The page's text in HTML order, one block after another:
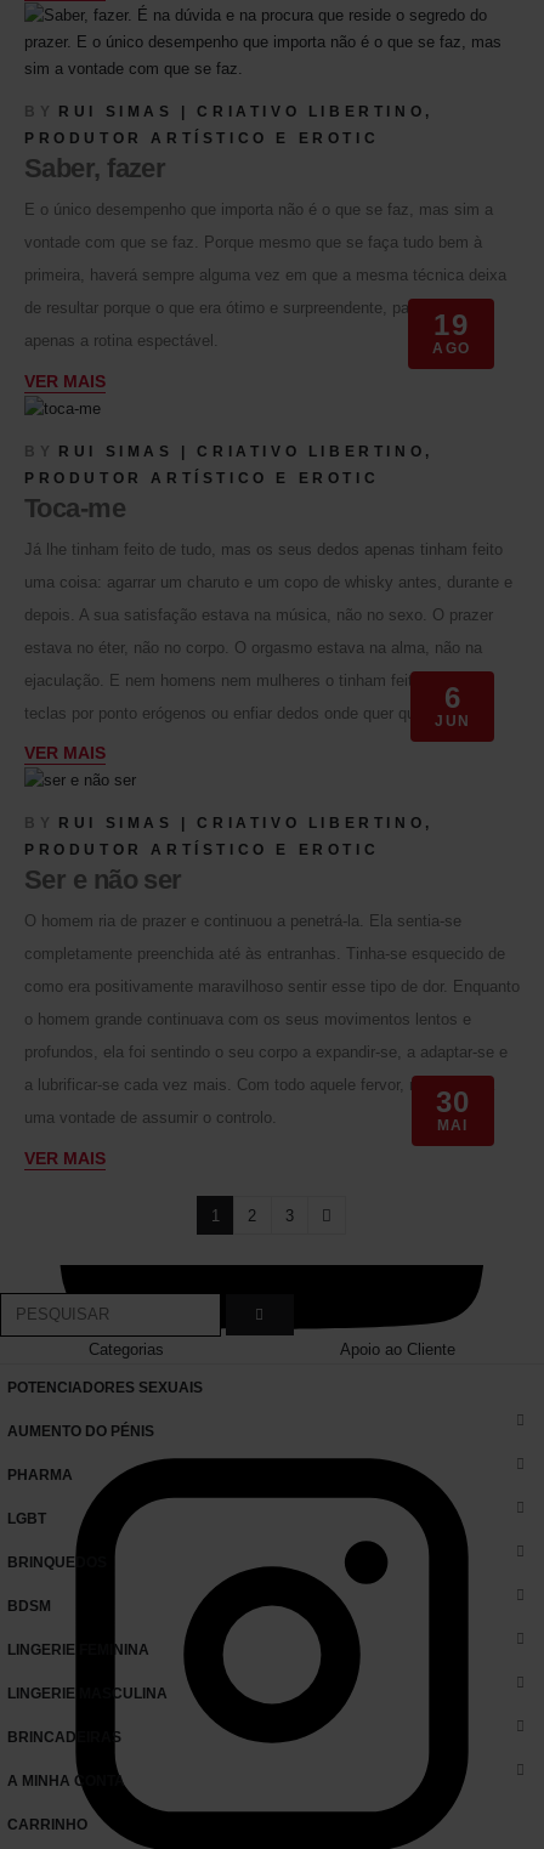
19
AGO
BY
RUI SIMAS | CRIATIVO LIBERTINO,
PRODUTOR ARTÍSTICO E EROTIC
Saber, fazer
E o único desempenho que importa não é o que se faz, mas sim a
vontade com que se faz. Porque mesmo que se faça tudo bem à
primeira, haverá sempre alguma vez em que a mesma técnica deixa
de resultar porque o que era ótimo e surpreendente, passou a ser
apenas a rotina espectável.
VER MAIS
6
JUN
BY
RUI SIMAS | CRIATIVO LIBERTINO,
PRODUTOR ARTÍSTICO E EROTIC
Toca-me
Já lhe tinham feito de tudo, mas os seus dedos apenas tinham feito
uma coisa: agarrar um charuto e um copo de whisky antes, durante e
depois. A sua satisfação estava na música, não no sexo. O prazer
estava no éter, não no corpo. O orgasmo estava na alma, não na
ejaculação. E nem homens nem mulheres o tinham feito trocar as
teclas por ponto erógenos ou enfiar dedos onde quer que fosse.
VER MAIS
30
MAI
BY
RUI SIMAS | CRIATIVO LIBERTINO,
PRODUTOR ARTÍSTICO E EROTIC
Ser e não ser
O homem ria de prazer e continuou a penetrá-la. Ela sentia-se
completamente preenchida até às entranhas. Tinha-se esquecido de
como era positivamente maravilhoso sentir esse tipo de dor. Enquanto
o homem grande continuava com os seus movimentos lentos e
profundos, ela foi sentindo o seu corpo a expandir-se, a adaptar-se e
a lubrificar-se cada vez mais. Com todo aquele fervor, nasceu nela
uma vontade de assumir o controlo.
VER MAIS
1 2 3
Receba10% de desconto na sua compra.
Este site é protegido pelo reCAPTCHA e aplica-se a
Categorias Apoio ao Cliente
POTENCIADORES SEXUAIS
AUMENTO DO PÉNIS
PHARMA
LGBT
BRINQUEDOS
BDSM
LINGERIE FEMININA
LINGERIE MASCULINA
BRINCADEIRAS
A MINHA CONTA
CARRINHO